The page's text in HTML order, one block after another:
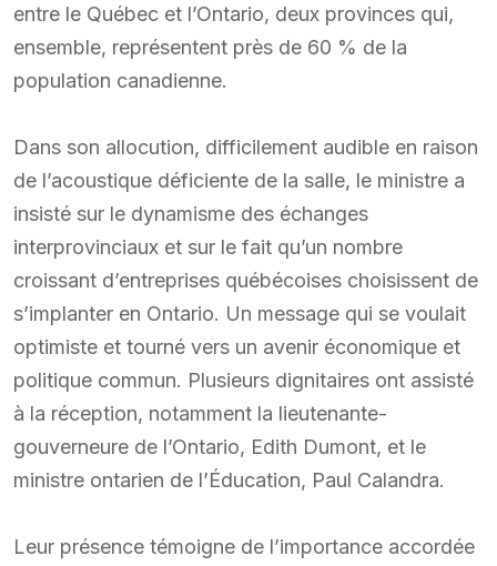
entre le Québec et l’Ontario, deux provinces qui,
ensemble, représentent près de 60 % de la
population canadienne.
Dans son allocution, difficilement audible en raison
de l’acoustique déficiente de la salle, le ministre a
insisté sur le dynamisme des échanges
interprovinciaux et sur le fait qu’un nombre
croissant d’entreprises québécoises choisissent de
s’implanter en Ontario. Un message qui se voulait
optimiste et tourné vers un avenir économique et
politique commun. Plusieurs dignitaires ont assisté
à la réception, notamment la lieutenante-
gouverneure de l’Ontario, Edith Dumont, et le
ministre ontarien de l’Éducation, Paul Calandra.
Leur présence témoigne de l’importance accordée